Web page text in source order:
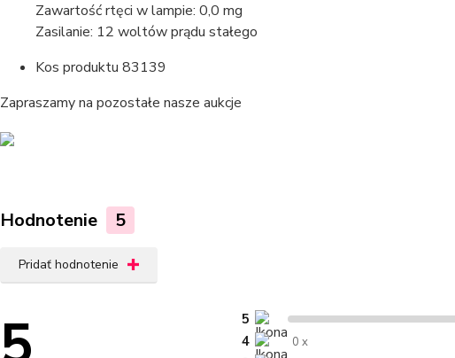
Zawartość rtęci w lampie: 0,0 mg
Zasilanie: 12 woltów prądu stałego
Kos produktu 83139
Zapraszamy na pozostałe nasze aukcje
Hodnotenie 5
Pridať hodnotenie
5
4
0 x